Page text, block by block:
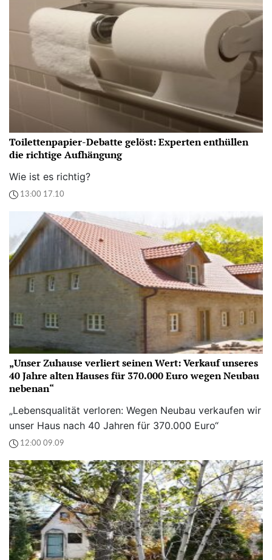
Toilettenpapier-Debatte gelöst: Experten enthüllen
die richtige Aufhängung
Wie ist es richtig?
13:00 17.10
„Unser Zuhause verliert seinen Wert: Verkauf unseres
40 Jahre alten Hauses für 370.000 Euro wegen Neubau
nebenan“
„Lebensqualität verloren: Wegen Neubau verkaufen wir
unser Haus nach 40 Jahren für 370.000 Euro“
12:00 09.09